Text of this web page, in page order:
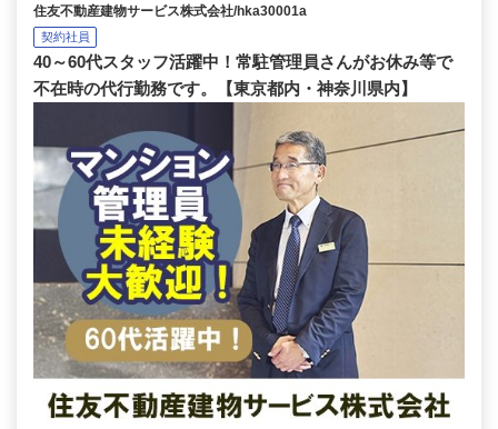
住友不動産建物サービス株式会社/hka30001a
契約社員
40～60代スタッフ活躍中！常駐管理員さんがお休み等で
不在時の代行勤務です。【東京都内・神奈川県内】